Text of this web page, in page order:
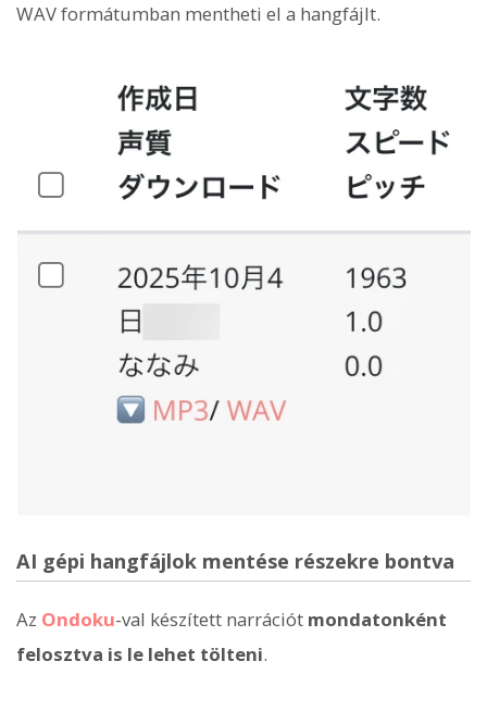
WAV formátumban mentheti el a hangfájlt.
AI gépi hangfájlok mentése részekre bontva
Az Ondoku-val készített narrációt mondatonként
felosztva is le lehet tölteni.